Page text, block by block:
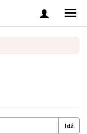
Zaloguj
się
Idź